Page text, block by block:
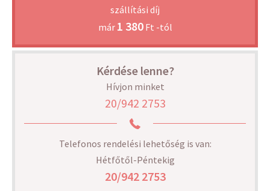
szállítási díj
már 1 380Ft -tól
Kérdése lenne?
Hívjon minket
20/942 2753
Telefonos rendelési lehetőség is van:
Hétfőtől-Péntekig
20/942 2753